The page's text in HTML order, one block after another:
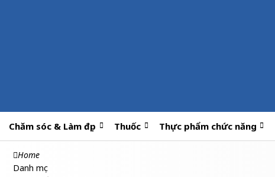
Chăm sóc & Làm đẹp Thuốc Thực phẩm chức năng
Home
Danh mục